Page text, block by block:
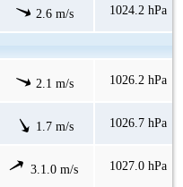
2.6 m/s 1024.2 hPa
2.1 m/s 1026.2 hPa
1.7 m/s 1026.7 hPa
3.1.0 m/s 1027.0 hPa